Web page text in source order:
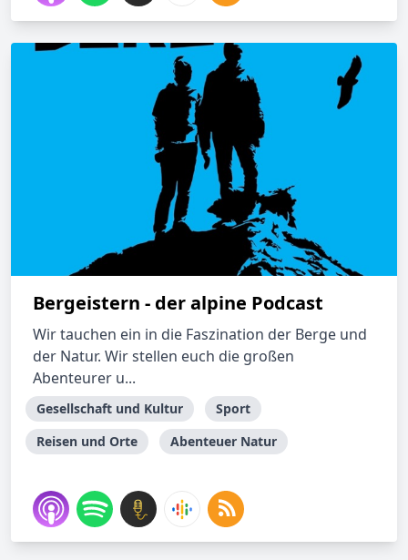
Bergeistern - der alpine Podcast
Wir tauchen ein in die Faszination der Berge und
der Natur. Wir stellen euch die großen
Abenteurer u...
Gesellschaft und Kultur
Sport
Reisen und Orte
Abenteuer Natur